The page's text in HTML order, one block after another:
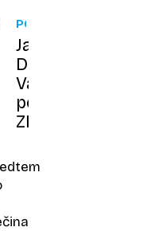
PORTRET
James
David
Vance,
podpredsednik
ZDA